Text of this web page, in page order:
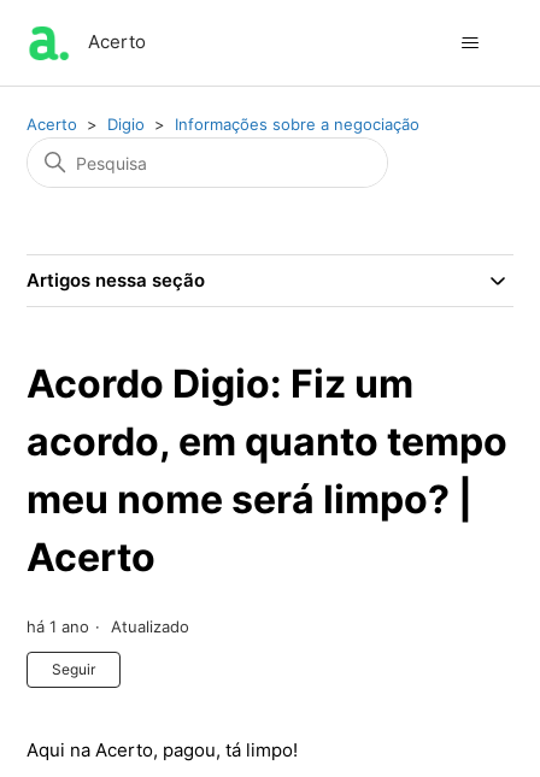
Acerto
Acerto Digio Informações sobre a negociação
Artigos nessa seção
Acordo Digio: Fiz um
acordo, em quanto tempo
meu nome será limpo? |
Acerto
há 1 ano Atualizado
Seguir
Aqui na Acerto, pagou, tá limpo!